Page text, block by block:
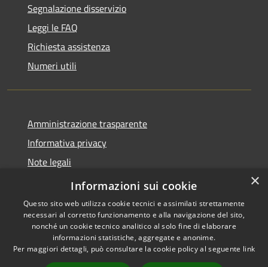
Segnalazione disservizio
Leggi le FAQ
Richiesta assistenza
Numeri utili
Amministrazione trasparente
Informativa privacy
Note legali
Dichiarazione di accessibilità
Accessibilità
Copyright © 2026 • Comune di
Cabras • Powered by
×
Informazioni sui cookie
Questo sito web utilizza cookie tecnici e assimilati strettamente
necessari al corretto funzionamento e alla navigazione del sito,
nonché un cookie tecnico analitico al solo fine di elaborare
informazioni statistiche, aggregate e anonime.
Per maggiori dettagli, può consultare la cookie policy al seguente link